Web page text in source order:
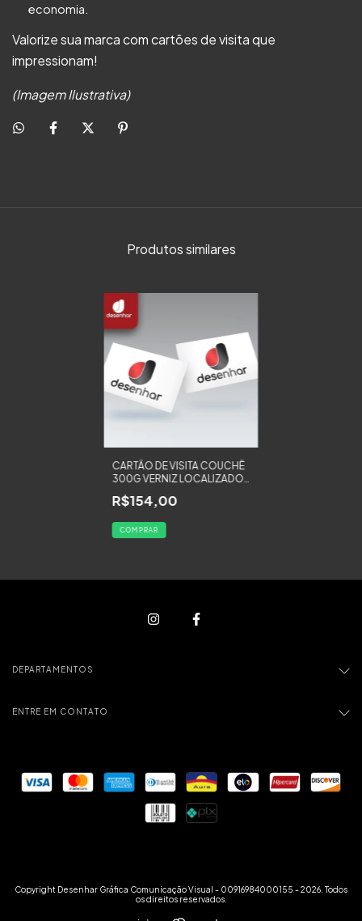
economia.
Valorize sua marca com cartões de visita que
impressionam!
(Imagem Ilustrativa)
Produtos similares
CARTÃO DE VISITA COUCHÊ
300G VERNIZ LOCALIZADO
FRENTE - 500 UNIDADES
R$154,00
COMPRAR
DEPARTAMENTOS
ENTRE EM CONTATO
Copyright Desenhar Gráfica Comunicação Visual - 00916984000155 - 2026. Todos
os direitos reservados.